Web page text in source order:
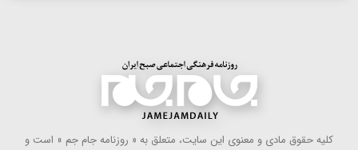
كلیه حقوق مادی و معنوی این سایت، متعلق به « روزنامه جام جم » است و